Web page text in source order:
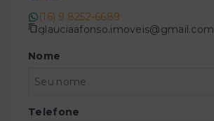
(16) 9 8252-6689
glauciaafonso.imoveis@gmail.com
Nome
Telefone